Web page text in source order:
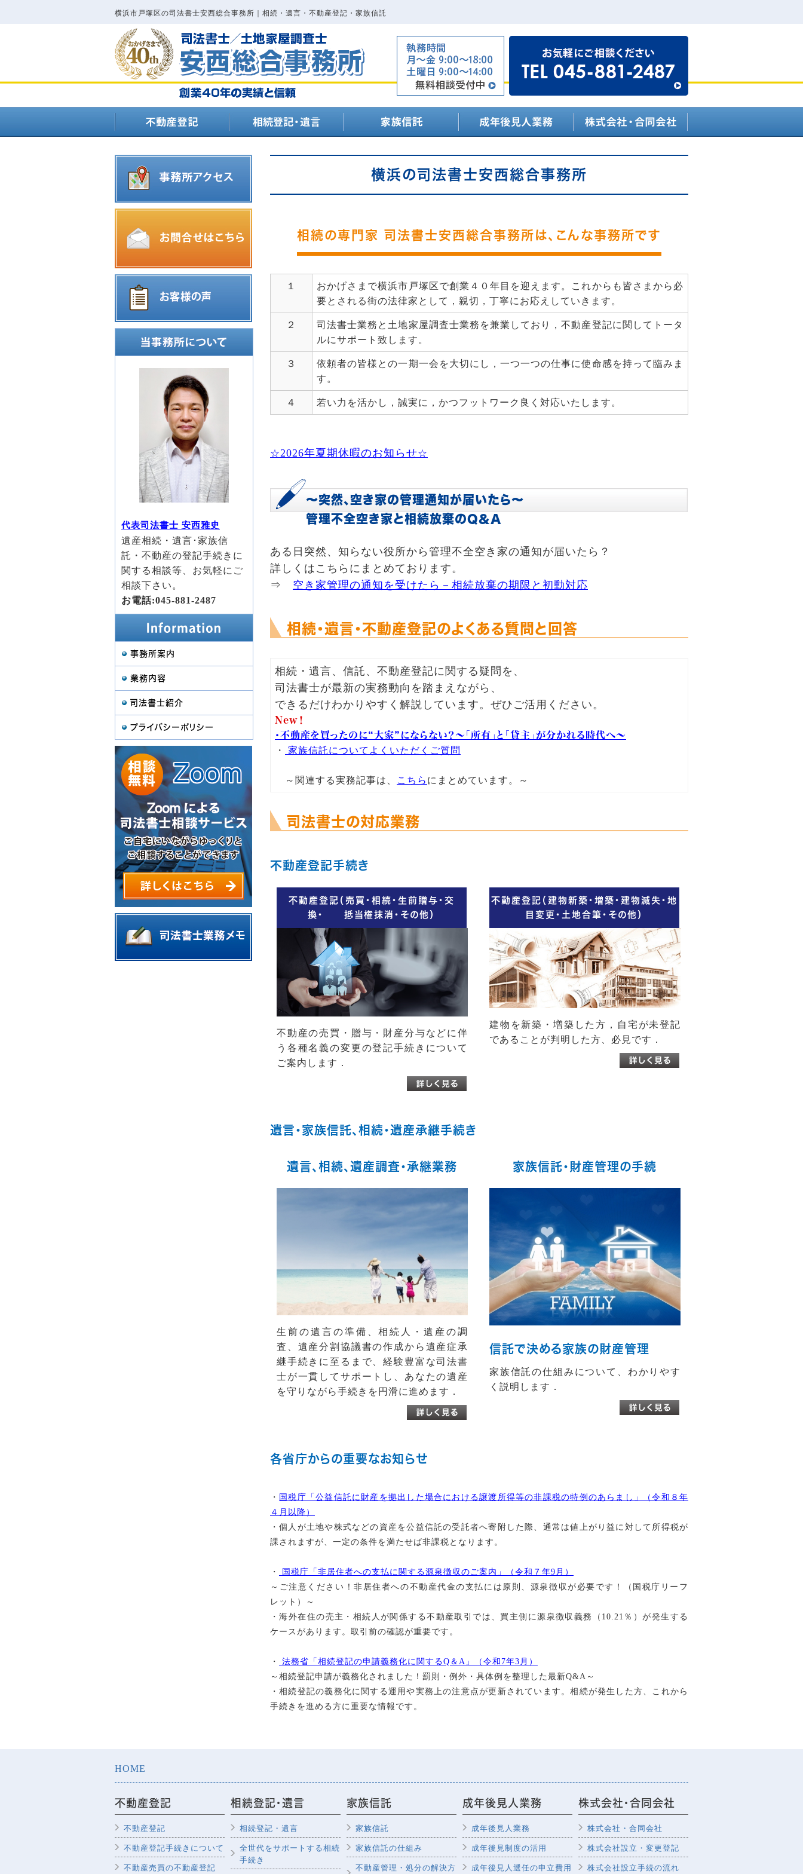
横浜市戸塚区の司法書士安西総合事務所｜相続・遺言・不動産登記・家族信託
代表司法書士 安西雅史
遺産相続・遺言･家族信
託・不動産の登記手続きに
関する相談等、お気軽にご
相談下さい。
お電話:045-881-2487
事務所案内
業務内容
司法書士紹介
プライバシーポリシー
横浜の司法書士安西総合事務所
相続の専門家 司法書士安西総合事務所は、こんな事務所です
１
おかげさまで横浜市戸塚区で創業４０年目を迎えます。これからも皆さまから必
要とされる街の法律家として，親切，丁寧にお応えしていきます。
２
司法書士業務と土地家屋調査士業務を兼業しており，不動産登記に関してトータ
ルにサポート致します。
３
依頼者の皆様との一期一会を大切にし，一つ一つの仕事に使命感を持って臨みま
す。
４ 若い力を活かし，誠実に，かつフットワーク良く対応いたします。
☆2026年夏期休暇のお知らせ☆
～突然、空き家の管理通知が届いたら～
管理不全空き家と相続放棄のQ&A
ある日突然、知らない役所から管理不全空き家の通知が届いたら？
詳しくはこちらにまとめております。
⇒ 空き家管理の通知を受けたら－相続放棄の期限と初動対応
相続・遺言・不動産登記のよくある質問と回答
相続・遺言、信託、不動産登記に関する疑問を、
司法書士が最新の実務動向 を踏まえながら、
できるだけわかりやすく解説しています。ぜひご活用ください。
New！
・不動産を買ったのに“大家”にならない？～「所有」と「貸主」が分かれる時代へ～
・ 家族信託についてよくいただくご質問
～関連する実務記事は、 こちら にまとめています。～
司法書士の対応業務
不動産登記手続き
不動産登記（売買・相続・生前贈与・交
換・ 抵当権抹消・その他）
不動産の売買・贈与・財産分与などに伴
う各種名義の変更の登記手続きについて
ご案内します ．
不動産登記（建物新築・増築・建物滅失・地
目変更・土地合筆・その他）
建物を新築・増築した方，自宅が未登記
であることが判明した方、必見です．
遺言・家族信託、相続・遺産承継手続き
遺言、相続、遺産調査・承継業務
生前の遺言の準備、相続人・遺産の調
査、遺産分割協議書の作成から 遺産症承
継手続きに至るまで、経験豊富な司法書
士が一貫してサポートし、あなたの遺産
を守りながら手続きを円滑に進めます．
家族信託・財産管理の手続
信託で決める家族の財産管理
家族信託の仕組みについて、わかりやす
く説明します．
各省庁からの重要なお知らせ
・ 国税庁「公益信託に財産を拠出した場合における譲渡所得等の非課税の特例のあらまし」（令和８年
４月以降）
・個人が土地や株式などの資産を公益信託の受託者へ寄附した際、通常は値上がり益に対して所得税が
課されますが、一定の条件を満たせば非課税となります。
・
国税庁「非居住者への支払に関する源泉徴収のご案内」（令和７年9月）
～ご注意ください！非居住者への不動産代金の支払には原則、源泉徴収が必要です！（国税庁リーフ
レット）～
・海外在住の売主・相続人が関係する不動産取引では、買主側に源泉徴収義務（10.21％）が発生する
ケースがあります。取引前の確認が重要です。
・
法務省「相続登記の申請義務化に関するQ＆A」（令和7年3月）
～相続登記申請が義務化されました！罰則・例外・具体例を整理した最新Q&A～
・相続登記の義務化に関する運用や実務上の注意点が更新されています。相続が発生した方、これから
手続きを進める方に重要な情報です。
HOME
不動産登記
不動産登記
不動産登記手続きについて
不動産売買の不動産登記
相続登記・遺言
相続登記・遺言
全世代をサポートする相続
手続き
家族信託
家族信託
家族信託の仕組み
不動産管理・処分の解決方
成年後見人業務
成年後見人業務
成年後見制度の活用
成年後見人選任の申立費用
株式会社・合同会社
株式会社・合同会社
株式会社設立・変更登記
株式会社設立手続の流れ